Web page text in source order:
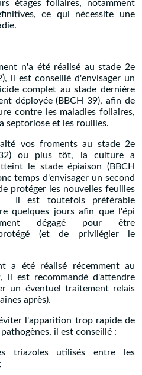
étages foliaires, notamment
ce qui nécessite une
n'a été réalisé au stade 2e
il est conseillé d'envisager un
complet au stade dernière
déployée (BBCH 39), afin de
contre les maladies foliaires,
septoriose et les rouilles.
vos froments au stade 2e
ou plus tôt, la culture a
le stade épiaison (BBCH
temps d'envisager un second
protéger les nouvelles feuilles
Il est toutefois préférable
quelques jours afin que l'épi
dégagé pour être
(et de privilégier le
a été réalisé récemment au
il est recommandé d'attendre
un éventuel traitement relais
après).
l'apparition trop rapide de
il est conseillé :
triazoles utilisés entre les